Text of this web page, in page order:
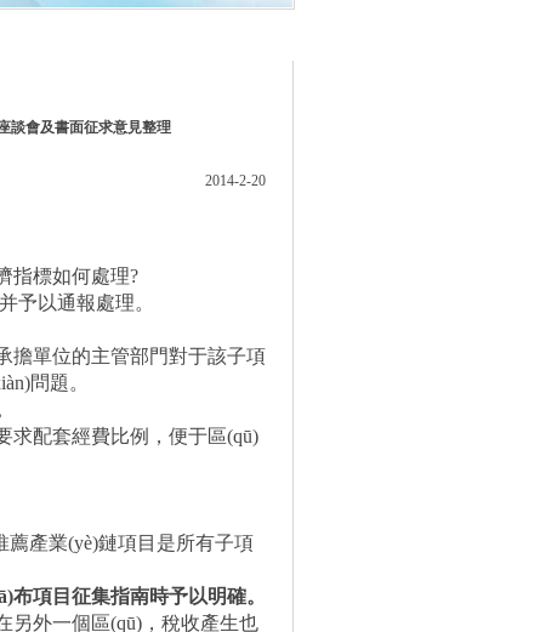
談會及書面征求意見整理
2014-2-20
指標如何處理?
以通報處理。
擔單位的主管部門對于該子項
問題。
配套經費比例，便于區(qū)
薦產業(yè)鏈項目是所有子項
目征集指南時予以明確。
外一個區(qū)，稅收產生也